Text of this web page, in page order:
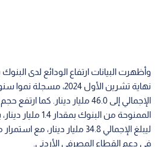
الإجمالي إلى 46.0 مليار دينار. كما
ليبلغ الإجمالي 34.8 مليار
في دعم القطاع المصرفي الأردني.